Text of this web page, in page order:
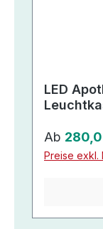
LED
Regulärer
Ab
Preise exkl.